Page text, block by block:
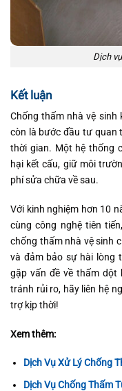
Dịch
Kết luận
Chống thấm nhà vệ
còn là bước đầu tư quan
thời gian. Một hệ thống
hại kết cấu, giữ môi
phí sửa chữa về sau.
Với kinh nghiệm hơn 10
cùng công nghệ tiên
chống thấm nhà vệ sinh
và đảm bảo sự hài lòng
gặp vấn đề về thấm dột
tránh rủi ro, hãy liên hệ
trợ kịp thời!
Xem thêm:
Dịch Vụ Xử Lý Chống
Dịch Vụ Chống Thấm